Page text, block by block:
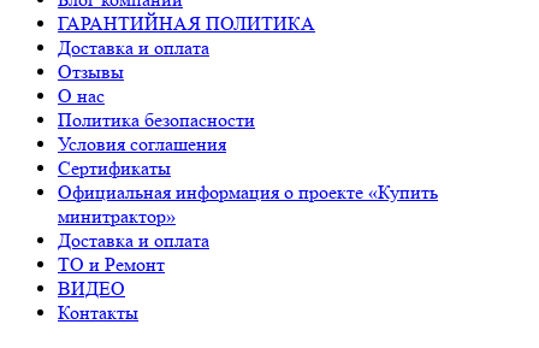
ГАРАНТИЙНАЯ ПОЛИТИКА
Доставка и оплата
Отзывы
О нас
Политика безопасности
Условия соглашения
Сертификаты
Официальная информация о проекте «Купить
минитрактор»
Доставка и оплата
ТО и Ремонт
ВИДЕО
Контакты